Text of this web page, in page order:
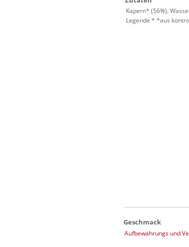
Kapern* (56%),
Legende * *aus
Geschmack
Aufbewahrungs und